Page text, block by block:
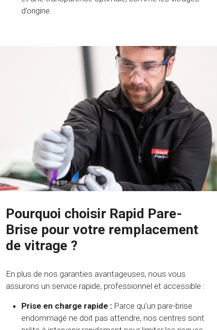
d’origine.
Pourquoi choisir Rapid Pare-
Brise pour votre remplacement
de vitrage ?
En plus de nos garanties avantageuses, nous vous
assurons un service rapide, professionnel et accessible :
Prise en charge rapide : Parce qu’un pare-brise
endommagé ne doit pas attendre, nos centres sont